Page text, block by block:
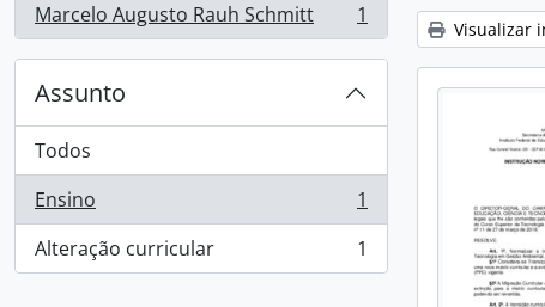
Marcelo Augusto Rauh Schmitt
, 1 resultados 1
Assunto
Todos
Ensino
, 1 resultados
1
Alteração curricular
, 1 resultados 1
Visualizar